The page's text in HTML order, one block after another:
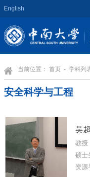
English
当前位置： 首页 - 学科列
安全科学与工程
吴超
教授
硕士
资源